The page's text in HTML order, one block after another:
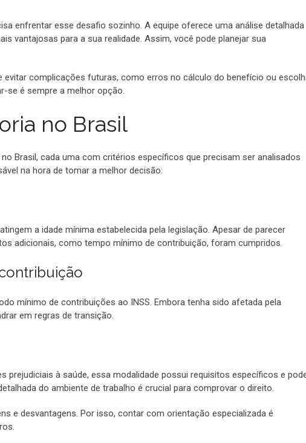
enfrentar esse desafio sozinho. A equipe oferece uma análise detalhada
vantajosas para a sua realidade. Assim, você pode planejar sua
evitar complicações futuras, como erros no cálculo do benefício ou
se é sempre a melhor opção.
no Brasil
Brasil, cada uma com critérios específicos que precisam ser analisados
na hora de tomar a melhor decisão:
a idade mínima estabelecida pela legislação. Apesar de parecer
adicionais, como tempo mínimo de contribuição, foram cumpridos.
mínimo de contribuições ao INSS. Embora tenha sido afetada pela
em regras de transição.
prejudiciais à saúde, essa modalidade possui requisitos específicos e
do ambiente de trabalho é crucial para comprovar o direito.
e desvantagens. Por isso, contar com orientação especializada é